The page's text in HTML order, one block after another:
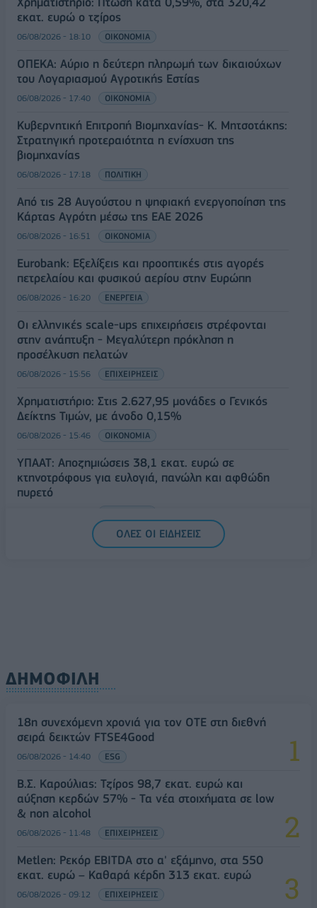
εκατ. ευρώ ο τζίρος
06/08/2026 - 18:10 ΟΙΚΟΝΟΜΙΑ
ΟΠΕΚΑ: Αύριο η δεύτερη πληρωμή των δικαιούχων
του Λογαριασμού Αγροτικής Εστίας
06/08/2026 - 17:40 ΟΙΚΟΝΟΜΙΑ
Κυβερνητική Επιτροπή Βιομηχανίας- Κ. Μητσοτάκης:
Στρατηγική προτεραιότητα η ενίσχυση της
βιομηχανίας
06/08/2026 - 17:18 ΠΟΛΙΤΙΚΗ
Από τις 28 Αυγούστου η ψηφιακή ενεργοποίηση της
Κάρτας Αγρότη μέσω της ΕΑΕ 2026
06/08/2026 - 16:51 ΟΙΚΟΝΟΜΙΑ
Eurobank: Εξελίξεις και προοπτικές στις αγορές
πετρελαίου και φυσικού αερίου στην Ευρώπη
06/08/2026 - 16:20 ΕΝΕΡΓΕΙΑ
Οι ελληνικές scale-ups επιχειρήσεις στρέφονται
στην ανάπτυξη - Μεγαλύτερη πρόκληση η
προσέλκυση πελατών
06/08/2026 - 15:56 ΕΠΙΧΕΙΡΗΣΕΙΣ
Χρηματιστήριο: Στις 2.627,95 μονάδες ο Γενικός
Δείκτης Τιμών, με άνοδο 0,15%
06/08/2026 - 15:46 ΟΙΚΟΝΟΜΙΑ
ΥΠΑΑΤ: Αποζημιώσεις 38,1 εκατ. ευρώ σε
κτηνοτρόφους για ευλογιά, πανώλη και αφθώδη
πυρετό
ΟΛΕΣ ΟΙ ΕΙΔΗΣΕΙΣ
ΔΗΜΟΦΙΛΗ
18η συνεχόμενη χρονιά για τον ΟΤΕ στη διεθνή
σειρά δεικτών FTSE4Good
06/08/2026 - 14:40 ESG
Β.Σ. Καρούλιας: Τζίρος 98,7 εκατ. ευρώ και
αύξηση κερδών 57% - Τα νέα στοιχήματα σε low
& non alcohol
06/08/2026 - 11:48 ΕΠΙΧΕΙΡΗΣΕΙΣ
Metlen: Ρεκόρ EBITDA στο α' εξάμηνο, στα 550
εκατ. ευρώ – Καθαρά κέρδη 313 εκατ. ευρώ
06/08/2026 - 09:12 ΕΠΙΧΕΙΡΗΣΕΙΣ